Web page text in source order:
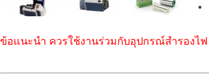
ข้อแนะนำ ควรใช้งานร่วมกับอุปกรณ์สำรองไฟ